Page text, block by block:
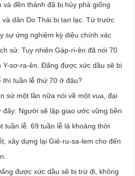
đền thánh đã bị hủy phá giống
dân Do Thái bị tan lạc. Từ trước
sự ứng nghiệm kỳ diệu chính xác
sử. Tuy nhiên Gáp-ri-ên đã nói 70
Y-sơ-ra-ên. Đấng được xức dầu sẽ bị
thì tuần lễ thứ 70 ở đâu?
sứ một lần nữa nói về một vua, đại
Người sẽ lập giao ước vững bền
tuần lễ. 69 tuần lễ là khoảng thời
xây dựng lại Giê-ru-sa-lem cho đến
được xức dầu sẽ bị trừ đi, không